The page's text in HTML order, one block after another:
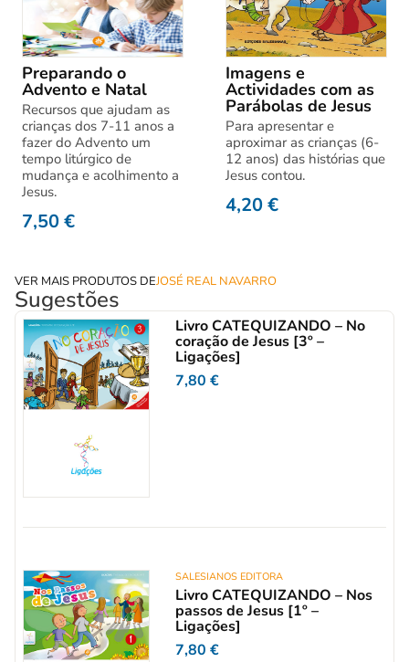
Preparando o
Advento e Natal
Recursos que ajudam as
crianças dos 7-11 anos a
fazer do Advento um
tempo litúrgico de
mudança e acolhimento a
Jesus.
7,50€
Imagens e
Actividades com as
Parábolas de Jesus
Para apresentar e
aproximar as crianças (6-
12 anos) das histórias que
Jesus contou.
4,20€
VER MAIS PRODUTOS DEJOSÉ REAL NAVARRO
Sugestões
Livro CATEQUIZANDO – No
coração de Jesus [3º –
Ligações]
7,80€
SALESIANOS EDITORA
Livro CATEQUIZANDO – Nos
passos de Jesus [1º –
Ligações]
7,80€